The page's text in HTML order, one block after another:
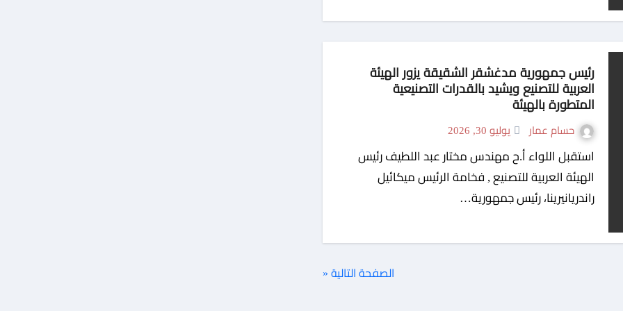
رئيس جمهورية مدغشقر الشقيقة يزور الهيئة
العربية للتصنيع ويشيد بالقدرات التصنيعية
المتطورة بالهيئة
حسام عمار يوليو 30, 2026
استقبل اللواء أ.ح مهندس مختار عبد اللطيف رئيس
الهيئة العربية للتصنيع , فخامة الرئيس ميكائيل
راندريانيرينا، رئيس جمهورية…
الصفحة التالية «